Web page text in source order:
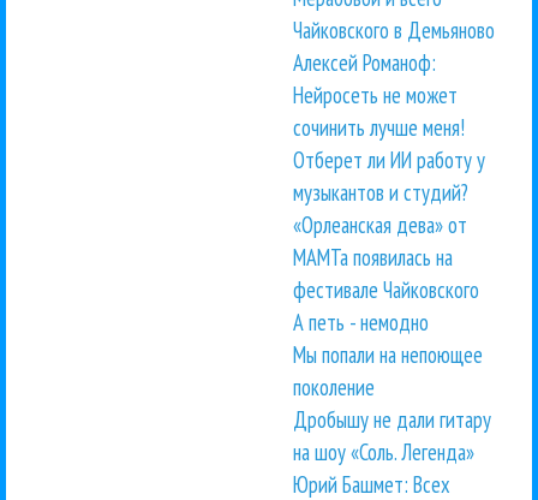
Чайковского в Демьяново
Алексей Романоф:
Нейросеть не может
сочинить лучше меня!
Отберет ли ИИ работу у
музыкантов и студий?
«Орлеанская дева» от
МАМТа появилась на
фестивале Чайковского
А петь - немодно
Мы попали на непоющее
поколение
Дробышу не дали гитару
на шоу «Соль. Легенда»
Юрий Башмет: Всех